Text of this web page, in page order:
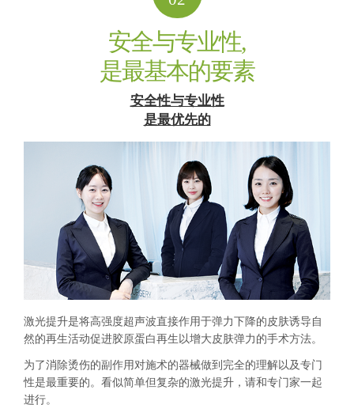
安全与专业性,
是最基本的要素
安全性与专业性
是最优先的
激光提升是将高强度超声波直接作用于弹力下降的皮肤诱导自
然的再生活动促进胶原蛋白再生以增大皮肤弹力的手术方法。
为了消除烫伤的副作用对施术的器械做到完全的理解以及专门
性是最重要的。看似简单但复杂的激光提升，请和专门家一起
进行。